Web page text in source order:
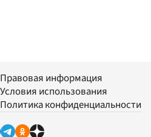
Правовая информация
Условия использования
Политика конфиденциальности